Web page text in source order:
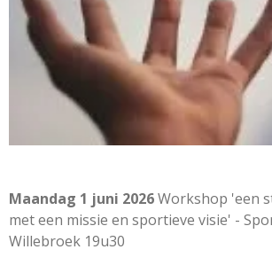
Maandag 1 juni 2026Workshop 'een
met een missie en sportieve visie' -
Willebroek 19u30